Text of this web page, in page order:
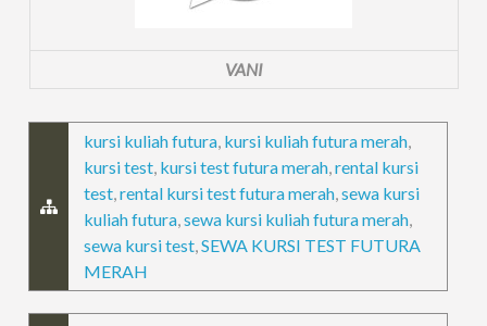
VANI
kursi kuliah futura kursi kuliah futura merah
kursi test kursi test futura merah ,rental kursi
test ,rental kursi test futura merah ,sewa kursi
kuliah futura ,sewa kursi kuliah futura merah
sewa kursi test ,SEWA KURSI TEST FUTURA
MERAH